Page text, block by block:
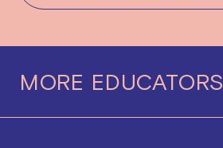
MORE EDUCATORS